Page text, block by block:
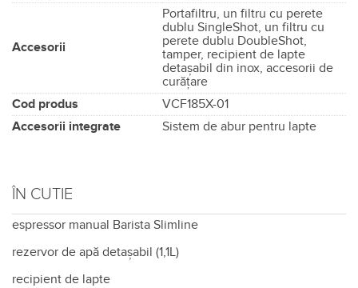
Accesorii
Portafiltru, un filtru cu perete
dublu SingleShot, un filtru cu
perete dublu DoubleShot,
tamper, recipient de lapte
detaşabil din inox, accesorii de
curățare
Cod produs
VCF185X-01
Accesorii integrate
Sistem de abur pentru lapte
ÎN CUTIE
espressor manual Barista Slimline
rezervor de apă detașabil (1,1L)
recipient de lapte